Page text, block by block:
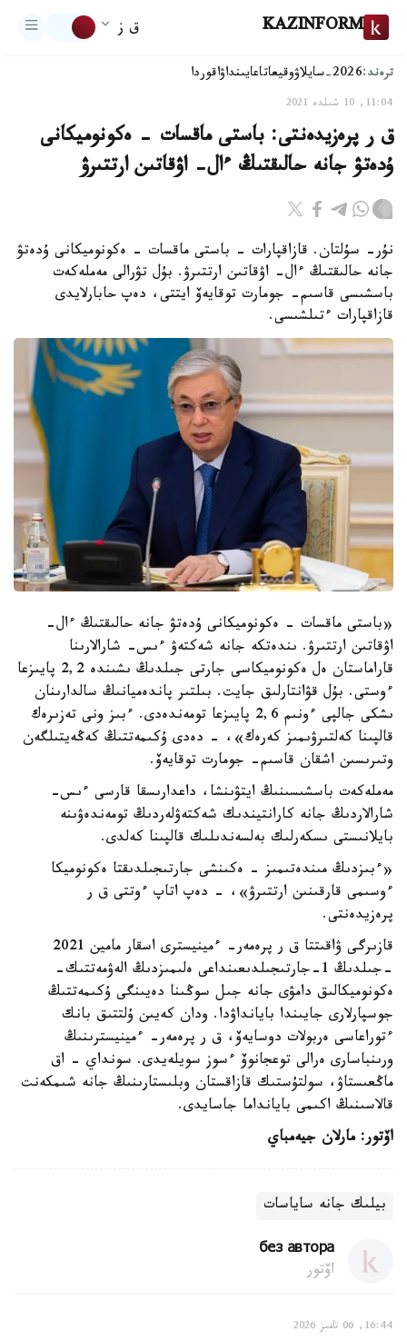
KAZINFORM ق ز
ترەند:2026-سايلاۋ وقيعاتاعايىنداۋاقوردا
11:04, 10 شىلدە 2021
ق ر پرەزيدەنتى: باستى ماقسات - ەكونوميكانى
ۇدەتۋ جانە حالىقتىڭ ءال- اۋقاتىن ارتتىرۋ
نۇر- سۇلتان. قازاقپارات - باستى ماقسات - ەكونوميكانى ۇدەتۋ
جانە حالىقتىڭ ءال- اۋقاتىن ارتتىرۋ. بۇل تۋرالى مەملەكەت
باسشىسى قاسىم- جومارت توقايەۆ ايتتى، دەپ حابارلايدى
قازاقپارات ءتىلشىسى.
«باستى ماقسات - ەكونوميكانى ۇدەتۋ جانە حالىقتىڭ ءال-
اۋقاتىن ارتتىرۋ. ىندەتكە جانە شەكتەۋ ءىس- شارالارىنا
قاراماستان ەل ەكونوميكاسى جارتى جىلدىڭ ىشىندە 2,2 پايىزعا
ءوستى. بۇل قۋانتارلىق جايت. بىلتىر پاندەميانىڭ سالدارىنان
ىشكى جالپى ءونىم 2,6 پايىزعا تومەندەدى. ءبىز ونى تەزىرەك
قالپىنا كەلتىرۋىمىز كەرەك»، - دەدى ۇكىمەتتىڭ كەڭەيتىلگەن
وتىرىسىن اشقان قاسىم- جومارت توقايەۆ.
مەملەكەت باسشىسىنىڭ ايتۋىنشا، داعدارىسقا قارسى ءىس-
شارالاردىڭ جانە كارانتيندىك شەكتەۋلەردىڭ تومەندەۋىنە
بايلانىستى ىسكەرلىك بەلسەندىلىك قالپىنا كەلدى.
«ءبىزدىڭ مىندەتىمىز - ەكىنشى جارتىجىلدىقتا ەكونوميكا
ءوسىمى قارقىنىن ارتتىرۋ»، - دەپ اتاپ ءوتتى ق ر
پرەزيدەنتى.
قازىرگى ۋاقىتتا ق ر پرەمەر- ءمينيسترى اسقار مامين 2021
-جىلدىڭ 1-جارتىجىلدىعىنداعى ەلىمىزدىڭ الەۋمەتتىك-
ەكونوميكالىق دامۋى جانە جىل سوڭىنا دەيىنگى ۇكىمەتتىڭ
جوسپارلارى جايىندا بايانداۋدا. ودان كەيىن ۇلتتىق بانك
ءتوراعاسى ەربولات دوسايەۆ، ق ر پرەمەر- ءمينيسترىنىڭ
ورىنباسارى ەرالى توعجانوۆ ءسوز سويلەيدى. سونداي - اق
ماڭعىستاۋ، سولتۇستىك قازاقستان وبلىستارىنىڭ جانە شىمكەنت
قالاسىنىڭ اكىمى بايانداما جاسايدى.
اۆتور: مارلان جيەمباي
بيلىك جانە ساياسات
без автора
اۆتور
16:44, 06 تامىز 2026